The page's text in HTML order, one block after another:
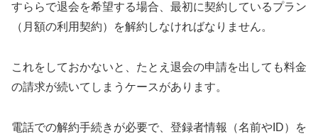
すららで退会を希望する場合、最初に契約しているプラン
（月額の利用契約）を解約しなければなりません。
これをしておかないと、たとえ退会の申請を出しても料金
の請求が続いてしまうケースがあります。
電話での解約手続きが必要で、登録者情報（名前やID）を